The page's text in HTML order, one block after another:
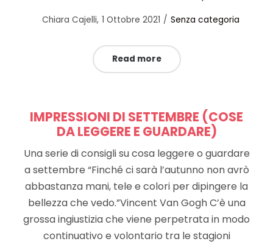
byChiara Cajelli Posted
1 Ottobre 2021
Posted
Senza categoria
Read more
IMPRESSIONI DI SETTEMBRE (COSE
DA LEGGERE E GUARDARE)
Una serie di consigli su cosa leggere o guardare
a settembre “Finché ci sarà l’autunno non avrò
abbastanza mani, tele e colori per dipingere la
bellezza che vedo.”Vincent Van Gogh C’è una
grossa ingiustizia che viene perpetrata in modo
continuativo e volontario tra le stagioni